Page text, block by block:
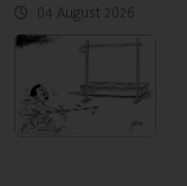
04 August 2026